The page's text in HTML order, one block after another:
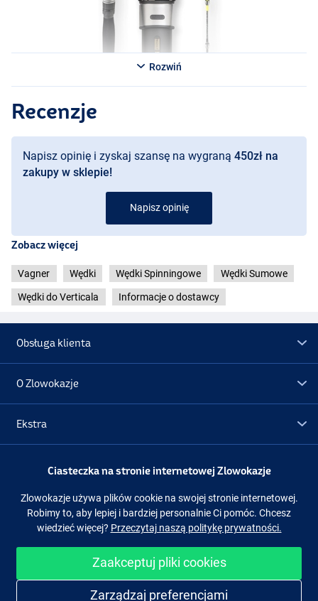
Rozwiń
Recenzje
Napisz opinię i zyskaj szansę na wygraną 450zł na
zakupy w sklepie!
Napisz opinię
Zobacz więcej
Vagner Wędki Wędki Spinningowe Wędki Sumowe
Wędki do Verticala Informacje o dostawcy
Obsługa klienta
O Zlowokazje
Ekstra
Promocje
Obserwuj nas Facebook Instagram
Ciasteczka na stronie internetowej Zlowokazje
Zlowokazje używa plików cookie na swojej stronie internetowej.
Robimy to, aby lepiej i bardziej personalnie Ci pomóc. Chcesz
wiedzieć więcej? Przeczytaj naszą politykę prywatności.
Zaakceptuj pliki cookies
Zarządzaj preferencjami